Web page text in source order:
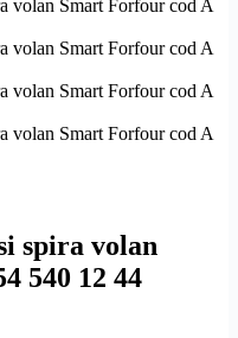
spira volan
540 12 44